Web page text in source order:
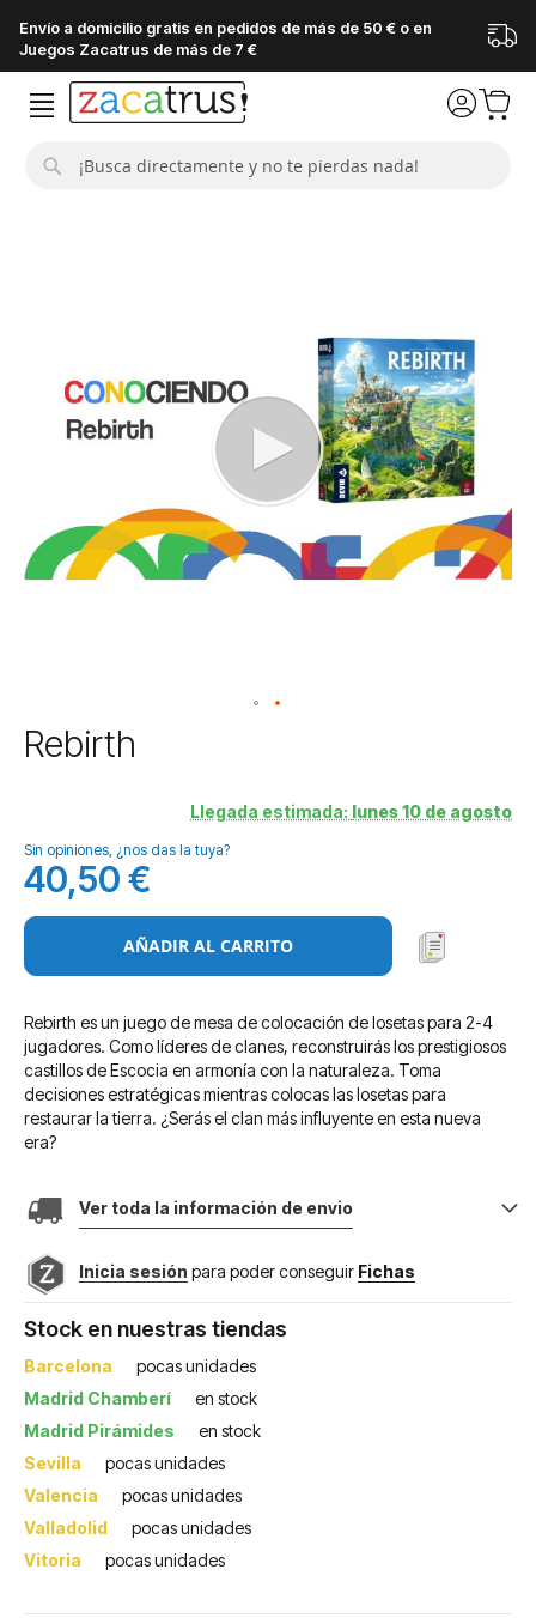
Envío a domicilio gratis en pedidos de más de 50 € o en
Juegos Zacatrus de más de 7 €
imágenes
Saltar
al
galería
de
imágenes
Rebirth
Llegada estimada: lunes 10 de agosto
Sin opiniones, ¿nos das la tuya?
40,50 €
AÑADIR AL CARRITO
Rebirth es un juego de mesa de colocación de losetas para 2-4
jugadores. Como líderes de clanes, reconstruirás los prestigiosos
castillos de Escocia en armonía con la naturaleza. Toma
decisiones estratégicas mientras colocas las losetas para
restaurar la tierra. ¿Serás el clan más influyente en esta nueva
era?
Ver toda la información de envio
Inicia sesión para poder conseguir Fichas
Stock en nuestras tiendas
Barcelona
pocas unidades
Madrid Chamberí
en stock
Madrid Pirámides
en stock
Sevilla
pocas unidades
Valencia
pocas unidades
Valladolid
pocas unidades
Vitoria
pocas unidades